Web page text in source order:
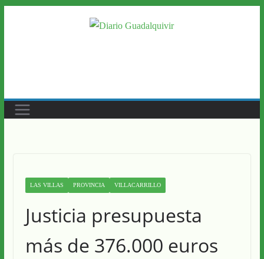
LAS VILLAS PROVINCIA VILLACARRILLO
Justicia presupuesta
más de 376.000 euros